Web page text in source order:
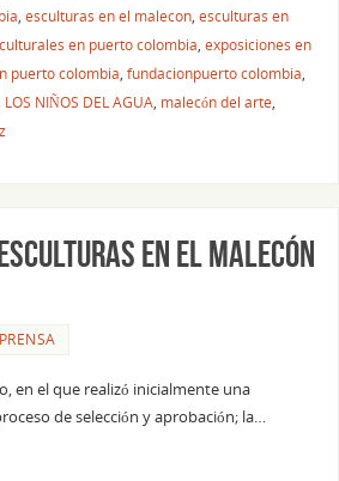
, esculturas en el malecon, esculturas en
en puerto colombia, exposiciones en
puerto colombia, fundacionpuerto colombia,
LOS NIÑOS DEL AGUA, malecón del arte,
EN EL MALECÓN
PRENSA
en el que realizó inicialmente una
de selección y aprobación; la…